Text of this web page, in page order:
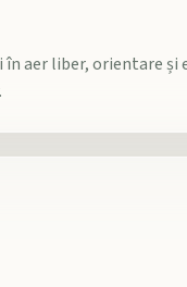
în aer liber, orientare și